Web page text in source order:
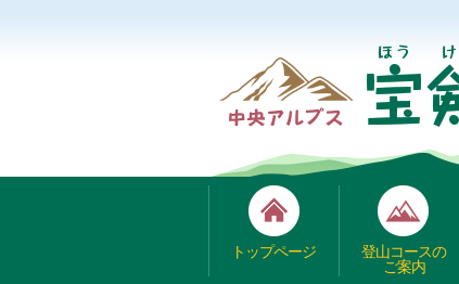
トップページ
登山コースの
ご案内